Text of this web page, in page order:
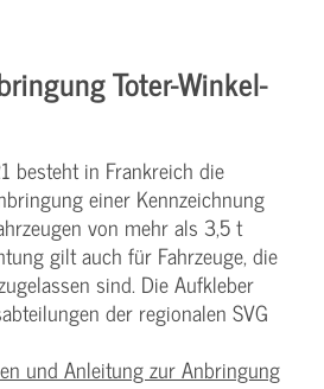
Toter-Winkel-
besteht in Frankreich die
einer Kennzeichnung
von mehr als 3,5 t
gilt auch für Fahrzeuge, die
sind. Die Aufkleber
der regionalen SVG
und Anleitung zur Anbringung